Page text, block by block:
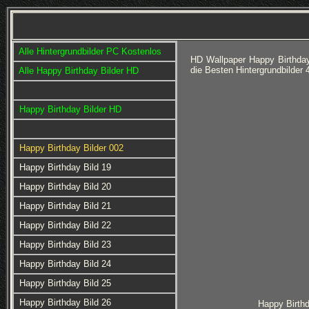
Alle Hintergrundbilder PC Kostenlos
Alle Happy Birthday Bilder HD
Happy Birthday Bilder HD
Happy Birthday Bilder 002
Happy Birthday Bild 19
Happy Birthday Bild 20
Happy Birthday Bild 21
Happy Birthday Bild 22
Happy Birthday Bild 23
Happy Birthday Bild 24
Happy Birthday Bild 25
Happy Birthday Bild 26
HD Wallpaper Happy
die Besten Hintergrundbilder
Happy